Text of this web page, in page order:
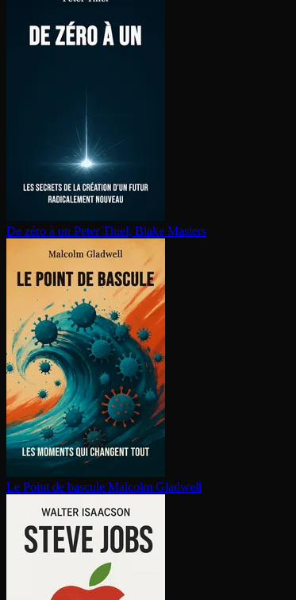
De zéro à un Peter Thiel, Blake Masters
Le Point de bascule Malcolm Gladwell